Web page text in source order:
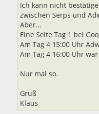
Ich kann nicht
zwischen Serps und
Aber...
Eine Seite Tag 1 bei
Am Tag 4 15:00 Uhr
Am Tag 4 16:00 Uhr
Nur mal so.
Gruß
Klaus